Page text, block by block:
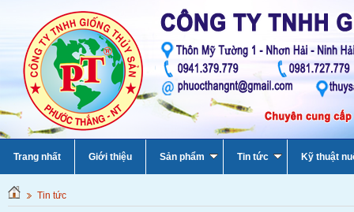
Trang nhất Giới thiệu Sản phẩm Tin tức Kỹ thuật
Tin tức